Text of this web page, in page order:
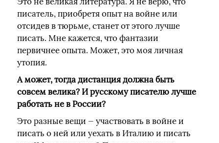
писатель, приобретя опыт на войне или
отсидев в тюрьме, станет от этого лучше
писать. Мне кажется, что фантазии
первичнее опыта. Может, это моя личная
утопия.
А может, тогда дистанция должна быть
совсем велика? И русскому писателю лучше
работать не в России?
Это разные вещи — участвовать в войне и
писать о ней или уехать в Италию и писать